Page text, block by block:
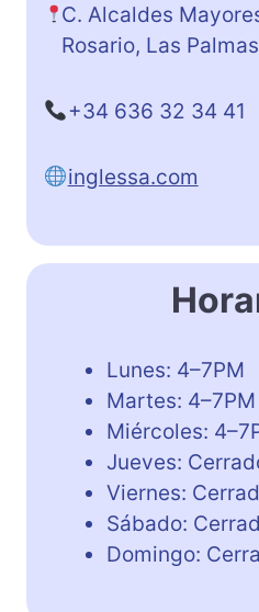
C. Alcaldes
Rosario, Las Palmas
+34 636 32 34 41
inglessa.com
Lunes: 4–7PM
Martes: 4–7PM
Miércoles:
Jueves:
Viernes:
Sábado:
Domingo: